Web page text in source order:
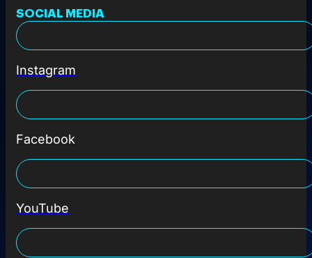
SOCIAL MEDIA
Instagram
Facebook
YouTube